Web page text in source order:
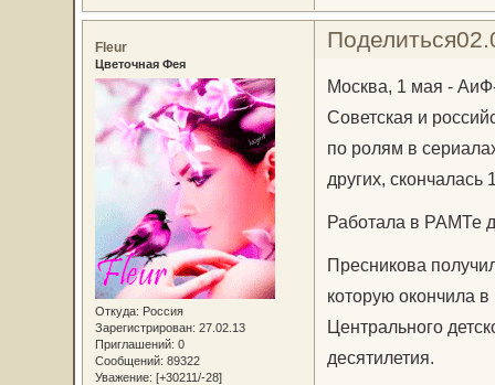
Поделиться
Fleur
Цветочная Фея
Откуда: Россия
Зарегистрирован: 27.02.13
Приглашений: 0
Сообщений: 89322
Уважение: [+30211/-28]
Москва, 1 мая -
Советская и
по ролям в
других, скончалась
Работала в РАМТе
Пресникова
которую окончила
Центрального
десятилетия.